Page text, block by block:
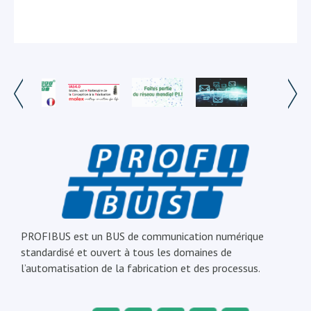
PROFIBUS est un BUS de communication numérique
standardisé et ouvert à tous les domaines de
l’automatisation de la fabrication et des processus.